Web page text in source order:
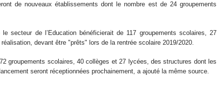
de nouveaux établissements dont le nombre est de 24 groupements
secteur de l’Education bénéficierait de 117 groupements scolaires, 27
devant être "prêts" lors de la rentrée scolaire 2019/2020.
groupements scolaires, 40 collèges et 27 lycées, des structures dont les
seront réceptionnées prochainement, a ajouté la même source.